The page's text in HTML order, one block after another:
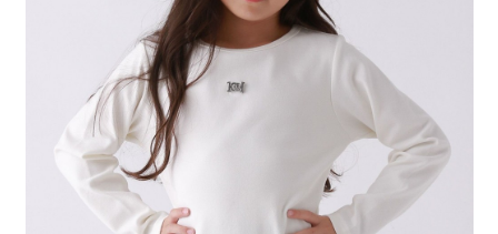
2.基於同意付款使用「大哥付你分期」之契約關係目的，商店將以您的個人
資料（包含姓名、電話或地址）提供予台灣大哥大進項蒐集、處理及利用，
由本公司與您本人進行分期帳單所需資料之確認、核對及更正。
3.完整用戶服務條款，請詳閱以下連結：
https://oppay.tw/userRule
※ 交易是否成功請以「AFTEE先享後付 」之結帳頁面顯示為準，若有關於
是否繳費成功／繳費後需取消欲退款等相關疑問，請聯繫「AFTEE先享後付
https://netprotections.freshdesk.com/support/home
【注意事項】
１．透過由恩沛科技股份有限公司提供之「AFTEE先享後付」服務完成之交
易，需依本服務之必要範圍內提供個人資料，並將交易相關給付款項請求債
權轉讓予恩沛科技股份有限公司。
２．關於個人資料處理事宜，請瀏覽以下網址：
https://aftee.tw/terms/#terms3
３．未成年的使用者請事先徵得法定代理人或監護人之同意方可使用
「AFTEE先享後付」，若未經同意申辦者引起之損失，本公司不負相關責
每筆NT$80，滿NT$1,500(含以上)免運費
每筆NT$80，滿NT$1,500(含以上)免運費